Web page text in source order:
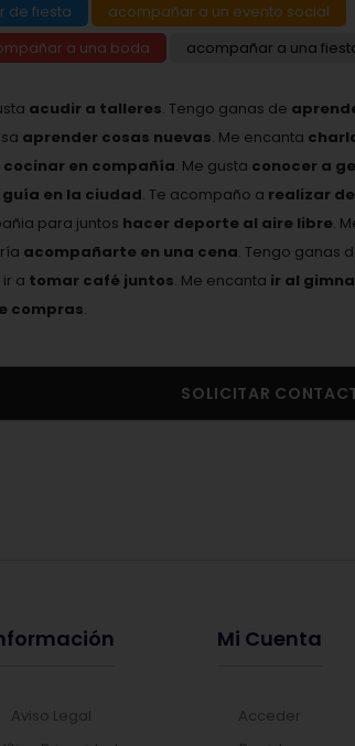
de fiesta
acompañar a un evento social
a una boda
acompañar a una
acudir a talleres. Tengo ganas de
aprender cosas nuevas. Me encanta
cocinar en compañía. Me gusta conocer a
guía en la ciudad. Te acompaño a realizar
para juntos hacer deporte al aire libre.
acompañarte en una cena. Tengo ganas
a tomar café juntos. Me encanta ir al
compras.
SOLICITAR
Aviso Legal
Mi Cuenta
Acceder